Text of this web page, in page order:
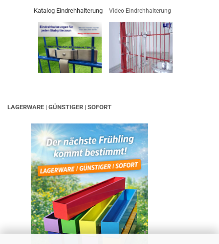
Katalog Eindrehhalterung Video Eindrehhalterung
LAGERWARE | GÜNSTIGER | SOFORT